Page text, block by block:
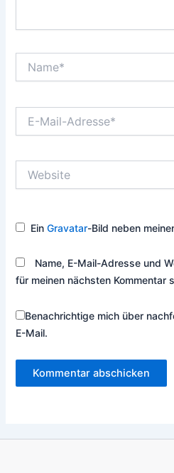
Mail-
EinGravatar-Bild neben
Name, E-Mail-Adresse und
für meinen nächsten Kommentar
Benachrichtige mich über
E-Mail.